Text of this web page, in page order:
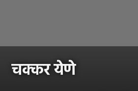
चक्कर येणे